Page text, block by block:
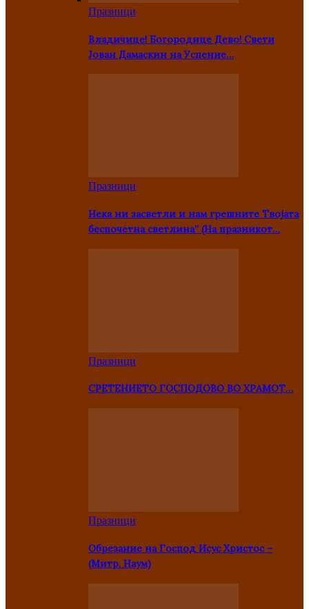
Празници
Владичице! Богородице Дево! Свети
Јован Дамаскин на Успение…
Празници
Нека ни засветли и нам грешните Твојата
беспочетна светлина” (На празникот…
Празници
СРЕТЕНИЕТО ГОСПОДОВО ВО ХРАМОТ…
Празници
Oбрезание на Господ Исус Христос –
(Митр. Наум)